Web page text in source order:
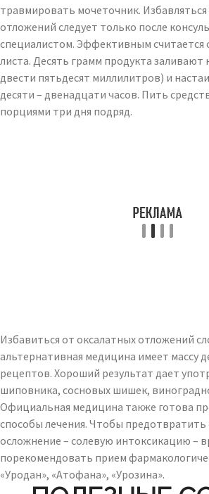
травмировать мочеточник.
отложений следует только после
специалистом. Эффективным считается
листа. Десять грамм продукта заливают
двести пятьдесят миллилитров) и
десяти – двенадцати часов. Пить
порциями три дня подряд.
Избавиться от оксалатных отложений
альтернативная медицина имеет массу
рецептов. Хороший результат дает
шиповника, сосновых шишек,
Официальная медицина также готова
способы лечения. Чтобы предотвратить
осложнение – солевую интоксикацию –
порекомендовать прием
«Уродан», «Атофана», «Урозина».